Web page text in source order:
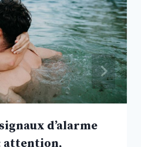
d’alarme
attention,